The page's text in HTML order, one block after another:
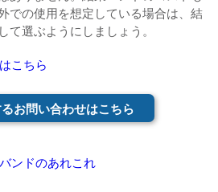
での使⽤を想定している場合は、結
て選ぶようにしましょう。
こちら
お問い合わせはこちら
ンドのあれこれ